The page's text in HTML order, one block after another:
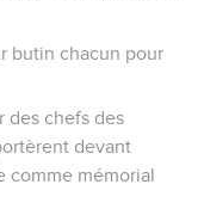
butin chacun pour
des chefs des
devant
comme mémorial